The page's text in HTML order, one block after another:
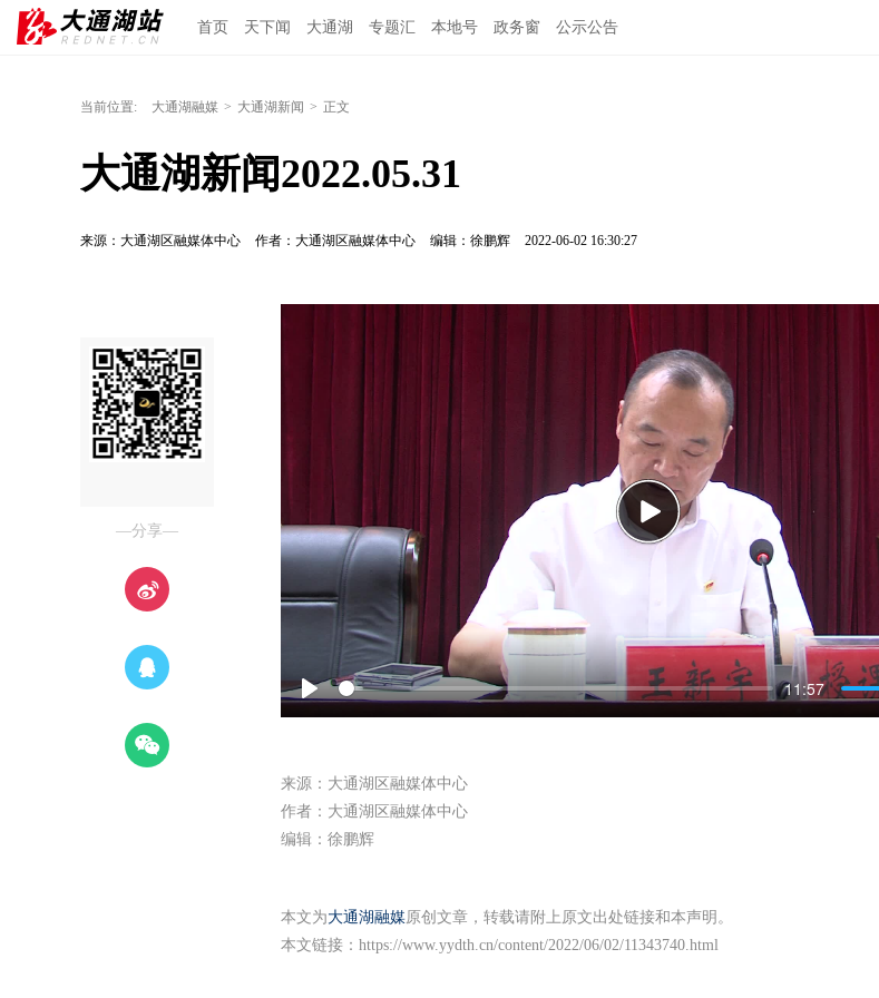
首页 天下闻 大通湖 专题汇 本地号 政务窗 公示公告
当前位置: 大通湖融媒 > 大通湖新闻 > 正文
大通湖新闻2022.05.31
来源：大通湖区融媒体中心 作者：大通湖区融媒体中心 编辑：徐鹏辉 2022-06-02 16:30:27
—分享—
Play
11:57
来源：大通湖区融媒体中心
作者：大通湖区融媒体中心
编辑：徐鹏辉
本文为大通湖融媒原创文章，转载请附上原文出处链接和本声明。
本文链接： https://www.yydth.cn/content/2022/06/02/11343740.html